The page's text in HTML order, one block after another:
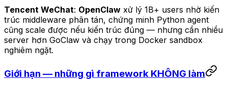
Tencent WeChat: OpenClaw xử lý 1B+ users nhờ kiến
trúc middleware phân tán, chứng minh Python agent
cũng scale được nếu kiến trúc đúng — nhưng cần nhiều
server hơn GoClaw và chạy trong Docker sandbox
nghiêm ngặt.
Giới hạn — những gì framework KHÔNG làm